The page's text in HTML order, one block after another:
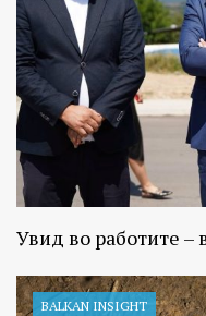
Увид во работите –
BALKAN INSIGHT